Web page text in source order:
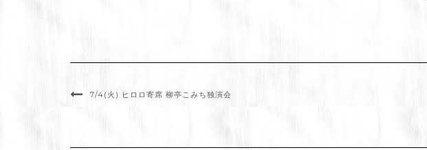
7/4(火) ヒロロ寄席 柳亭こみち独演会